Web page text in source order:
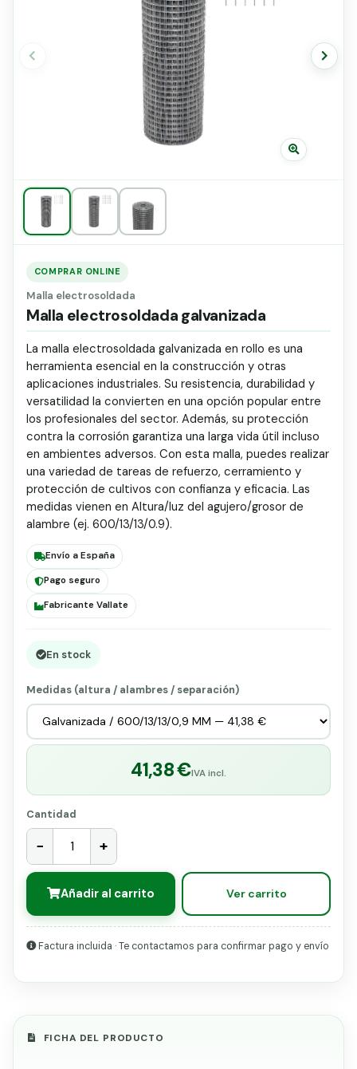
Grapa malla H.
Tensor galvanizado
COMPRAR ONLINE
Malla electrosoldada
Malla electrosoldada galvanizada
La malla electrosoldada galvanizada en rollo es una
herramienta esencial en la construcción y otras
aplicaciones industriales. Su resistencia, durabilidad y
versatilidad la convierten en una opción popular entre
los profesionales del sector. Además, su protección
contra la corrosión garantiza una larga vida útil incluso
en ambientes adversos. Con esta malla, puedes realizar
una variedad de tareas de refuerzo, cerramiento y
protección de cultivos con confianza y eficacia. Las
medidas vienen en Altura/luz del agujero/grosor de
alambre (ej. 600/13/13/0.9).
Envío a España
Pago seguro
Fabricante Vallate
En stock
Medidas (altura / alambres / separación)
41,38 €IVA incl.
Cantidad
− +
Añadir al carrito Ver carrito
Factura incluida · Te contactamos para confirmar pago y envío
FICHA DEL PRODUCTO